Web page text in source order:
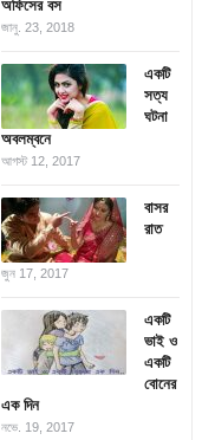
অফিসের বস
জানু. 23, 2018
একটি
সত্য
ঘটনা
অবলম্বনে
আগস্ট 12, 2017
বাসর
রাত
জুন 17, 2017
একটি
ভাই ও
একটি
বোনের
এক দিন
নভে. 19, 2017